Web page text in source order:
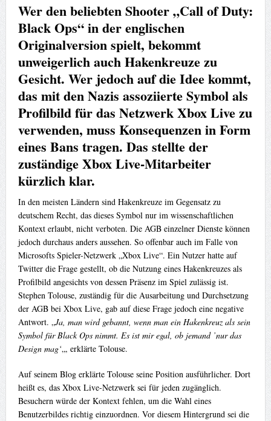
Wer den beliebten Shooter „Call of Duty:
Black Ops“ in der englischen
Originalversion spielt, bekommt
unweigerlich auch Hakenkreuze zu
Gesicht. Wer jedoch auf die Idee kommt,
das mit den Nazis assoziierte Symbol als
Profilbild für das Netzwerk Xbox Live zu
verwenden, muss Konsequenzen in Form
eines Bans tragen. Das stellte der
zuständige Xbox Live-Mitarbeiter
kürzlich klar.
In den meisten Ländern sind Hakenkreuze im Gegensatz zu
deutschem Recht, das dieses Symbol nur im wissenschaftlichen
Kontext erlaubt, nicht verboten. Die AGB einzelner Dienste können
jedoch durchaus anders aussehen. So offenbar auch im Falle von
Microsofts Spieler-Netzwerk „Xbox Live“. Ein Nutzer hatte auf
Twitter die Frage gestellt, ob die Nutzung eines Hakenkreuzes als
Profilbild angesichts von dessen Präsenz im Spiel zulässig ist.
Stephen Tolouse, zuständig für die Ausarbeitung und Durchsetzung
der AGB bei Xbox Live, gab auf diese Frage jedoch eine negative
Antwort. „Ja, man wird gebannt, wenn man ein Hakenkreuz als sein
Symbol für Black Ops nimmt. Es ist mir egal, ob jemand ’nur das
Design mag‘„, erklärte Tolouse.
Auf seinem Blog erklärte Tolouse seine Position ausführlicher. Dort
heißt es, das Xbox Live-Netzwerk sei für jeden zugänglich.
Besuchern würde der Kontext fehlen, um die Wahl eines
Benutzerbildes richtig einzuordnen. Vor diesem Hintergrund sei die